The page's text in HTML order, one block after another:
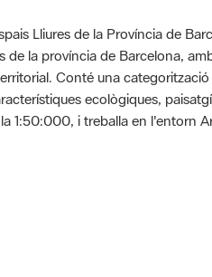
Lliures de la Província de
de la província de Barcelona,
Conté una
ecològiques,
1:50:000, i treballa en l'entorn
estrellas de 5.